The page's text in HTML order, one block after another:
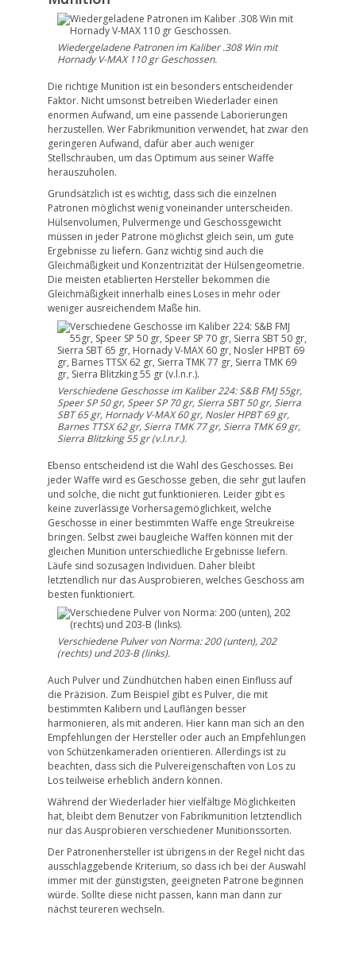
Wiedergeladene Patronen im Kaliber .308 Win mit
Hornady V-MAX 110 gr Geschossen.
Die richtige Munition ist ein besonders entscheidender
Faktor. Nicht umsonst betreiben Wiederlader einen
enormen Aufwand, um eine passende Laborierungen
herzustellen. Wer Fabrikmunition verwendet, hat zwar den
geringeren Aufwand, dafür aber auch weniger
Stellschrauben, um das Optimum aus seiner Waffe
herauszuholen.
Grundsätzlich ist es wichtig, dass sich die einzelnen
Patronen möglichst wenig voneinander unterscheiden.
Hülsenvolumen, Pulvermenge und Geschossgewicht
müssen in jeder Patrone möglichst gleich sein, um gute
Ergebnisse zu liefern. Ganz wichtig sind auch die
Gleichmäßigkeit und Konzentrizität der Hülsengeometrie.
Die meisten etablierten Hersteller bekommen die
Gleichmäßigkeit innerhalb eines Loses in mehr oder
weniger ausreichendem Maße hin.
Verschiedene Geschosse im Kaliber 224: S&B FMJ 55gr,
Speer SP 50 gr, Speer SP 70 gr, Sierra SBT 50 gr, Sierra
SBT 65 gr, Hornady V-MAX 60 gr, Nosler HPBT 69 gr,
Barnes TTSX 62 gr, Sierra TMK 77 gr, Sierra TMK 69 gr,
Sierra Blitzking 55 gr (v.l.n.r.).
Ebenso entscheidend ist die Wahl des Geschosses. Bei
jeder Waffe wird es Geschosse geben, die sehr gut laufen
und solche, die nicht gut funktionieren. Leider gibt es
keine zuverlässige Vorhersagemöglichkeit, welche
Geschosse in einer bestimmten Waffe enge Streukreise
bringen. Selbst zwei baugleiche Waffen können mit der
gleichen Munition unterschiedliche Ergebnisse liefern.
Läufe sind sozusagen Individuen. Daher bleibt
letztendlich nur das Ausprobieren, welches Geschoss am
besten funktioniert.
Verschiedene Pulver von Norma: 200 (unten), 202
(rechts) und 203-B (links).
Auch Pulver und Zündhütchen haben einen Einfluss auf
die Präzision. Zum Beispiel gibt es Pulver, die mit
bestimmten Kalibern und Lauflängen besser
harmonieren, als mit anderen. Hier kann man sich an den
Empfehlungen der Hersteller oder auch an Empfehlungen
von Schützenkameraden orientieren. Allerdings ist zu
beachten, dass sich die Pulvereigenschaften von Los zu
Los teilweise erheblich ändern können.
Während der Wiederlader hier vielfältige Möglichkeiten
hat, bleibt dem Benutzer von Fabrikmunition letztendlich
nur das Ausprobieren verschiedener Munitionssorten.
Der Patronenhersteller ist übrigens in der Regel nicht das
ausschlaggebende Kriterium, so dass ich bei der Auswahl
immer mit der günstigsten, geeigneten Patrone beginnen
würde. Sollte diese nicht passen, kann man dann zur
nächst teureren wechseln.